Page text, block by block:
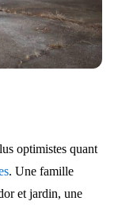
optimistes quant
. Une famille
et jardin, une